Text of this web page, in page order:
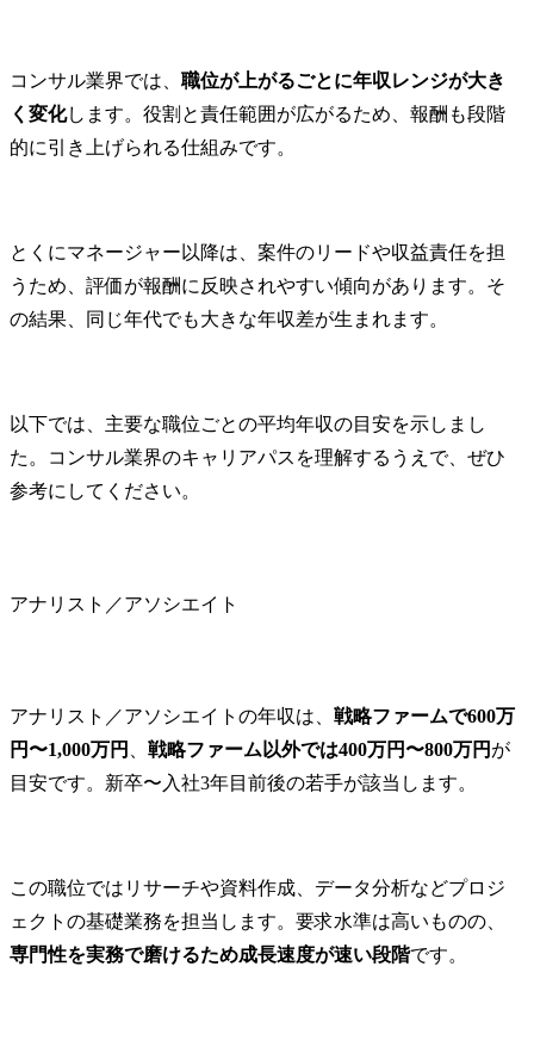
コンサル業界では、 職位が上がるごとに年収レンジが大き
く変化します。役割と責任範囲が広がるため、報酬も段階
的に引き上げられる仕組みです。
とくにマネージャー以降は、案件のリードや収益責任を担
うため、評価が報酬に反映されやすい傾向があります。そ
の結果、同じ年代でも大きな年収差が生まれます。
以下では、主要な職位ごとの平均年収の目安を示しまし
た。コンサル業界のキャリアパスを理解するうえで、ぜひ
参考にしてください。
アナリスト／アソシエイト
アナリスト／アソシエイトの年収は、 戦略ファームで600万
円〜1,000万円
戦略ファーム以外では400万円〜800万円 が
目安です。新卒〜入社3年目前後の若手が該当します。
この職位ではリサーチや資料作成、データ分析などプロジ
ェクトの基礎業務を担当します。要求水準は高いものの、
専門性を実務で磨けるため成長速度が速い段階です。